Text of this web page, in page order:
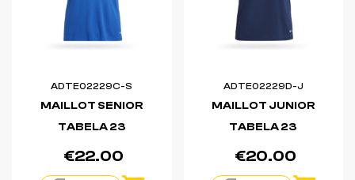
ADTE02229C-S
MAILLOT SENIOR
TABELA 23
€22.00
ADTE02229D-J
MAILLOT JUNIOR
TABELA 23
€20.00